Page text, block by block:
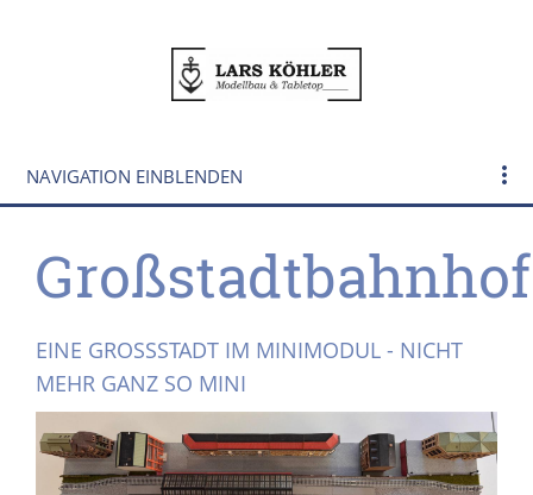
NAVIGATION EINBLENDEN
Großstadtbahnhof
EINE GROSSSTADT IM MINIMODUL - NICHT M
EHR GANZ SO MINI